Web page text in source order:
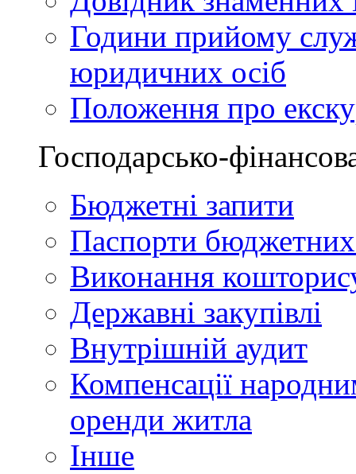
Години прийому
юридичних осіб
Положення про
Господарсько-
Бюджетні запити
Паспорти
Виконання
Державні закупівлі
Внутрішній аудит
Компенсації
оренди житла
Інше